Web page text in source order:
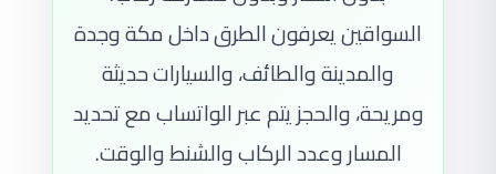
السواقين يعرفون الطرق داخل مكة وجدة
والمدينة والطائف، والسيارات حديثة
ومريحة، والحجز يتم عبر الواتساب مع تحديد
المسار وعدد الركاب والشنط والوقت.